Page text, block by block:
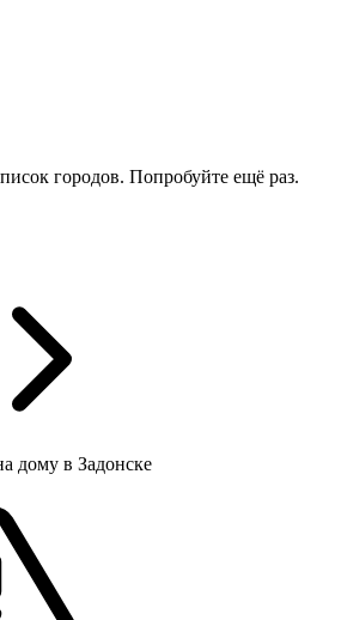
городов. Попробуйте ещё раз.
дому в Задонске